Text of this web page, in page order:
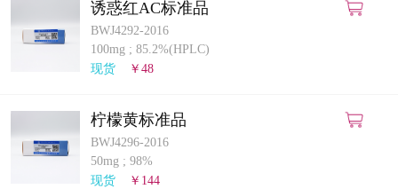
诱惑红AC标准品
BWJ4292-2016
100mg ; 85.2%(HPLC)
现货
￥48
柠檬黄标准品
BWJ4296-2016
50mg ; 98%
现货
￥144